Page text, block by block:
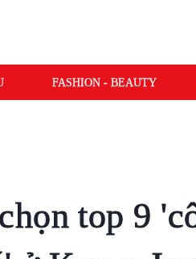
FASHION - BEAUTY
top 9